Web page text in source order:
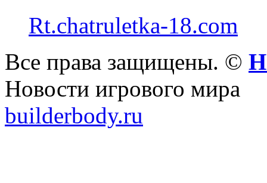
Rt.chatruletka-18.com
Все права защищены. ©
Новости игрового мира
builderbody.ru